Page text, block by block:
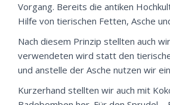
Vorgang. Bereits die antiken
Hilfe von tierischen Fetten, Asche
Nach diesem Prinzip stellten auch
verwendeten wird statt den
und anstelle der Asche nutzen wir
Kurzerhand stellten wir auch mit